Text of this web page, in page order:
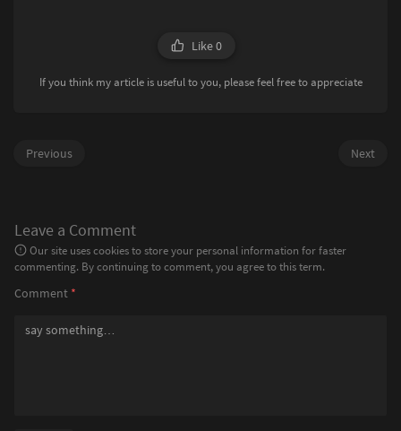
Like0
If you think my article is useful to you, please feel free to appreciate
Next
Previous
Leave a Comment
Our site uses cookies to store your personal information for faster
commenting. By continuing to comment, you agree to this term.
Comment *